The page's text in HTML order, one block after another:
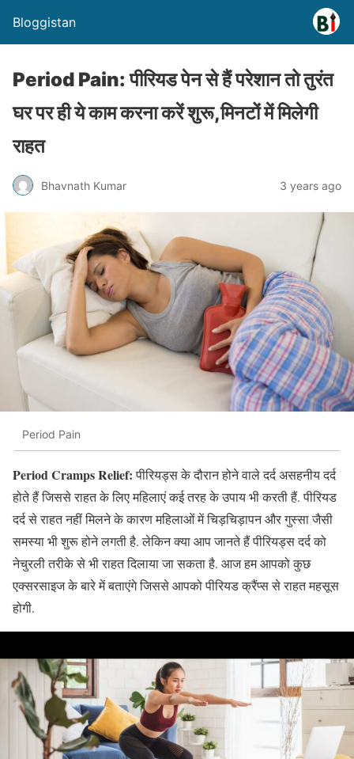
Bloggistan
Period Pain: पीरियड पेन से हैं परेशान तो तुरंत
घर पर ही ये काम करना करें शुरू,मिनटों में मिलेगी
राहत
Bhavnath Kumar 3 years ago
Period Pain
Period Cramps Relief:पीरियड्स के दौरान होने वाले दर्द असहनीय दर्द
होते हैं जिससे राहत के लिए महिलाएं कई तरह के उपाय भी करती हैं. पीरियड
दर्द से राहत नहीं मिलने के कारण महिलाओं में चिड़चिड़ापन और गुस्सा जैसी
समस्या भी शुरू होने लगती है. लेकिन क्या आप जानते हैं पीरियड्स दर्द को
नेचुरली तरीके से भी राहत दिलाया जा सकता है. आज हम आपको कुछ
एक्सरसाइज के बारे में बताएंगे जिससे आपको पीरियड क्रैंप्स से राहत महसूस
होगी.